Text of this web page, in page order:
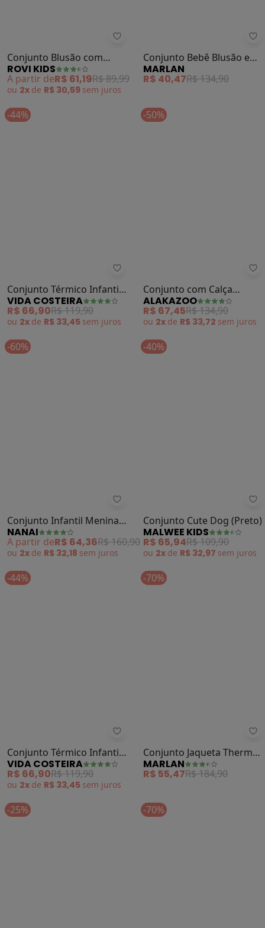
Conjunto Blusão com
Calça Feminino (Preto)
ROVI KIDS
A partir deR$ 61,19R$ 89,99
ou 2x de R$ 30,59 semjuros
Conjunto Bebê Blusão e
Legging Sweet Baby
MARLAN
R$ 40,47 R$ 134,90
-44%
Conjunto Térmico Infantil
Brilha no Escuro (Preto)
VIDA COSTEIRA
R$ 66,90R$ 119,90
R$ 33,45 semjuros
-50%
Conjunto com Calça
Legging e Blusão (Preto)
ALAKAZOO
R$ 67,45R$ 134,90
R$ 33,72 semjuros
-60%
Nanai - Conjunto Infantil
Conjunto Infantil Menina
em Moletinho (Preto)
NANAI
A partir deR$ 64,36 R$ 160,90
-40%
Conjunto Cute Dog (Preto)
MALWEE KIDS
R$ 65,94R$ 109,90
-44%
Vida Costeira - Conjunto
Conjunto Térmico Infantil
Brilhos Mágicos (Preto)
VIDA COSTEIRA
R$ 66,90R$ 119,90
-70%
Conjunto Jaqueta Thermo
e Legging Jeans (Preto)
MARLAN